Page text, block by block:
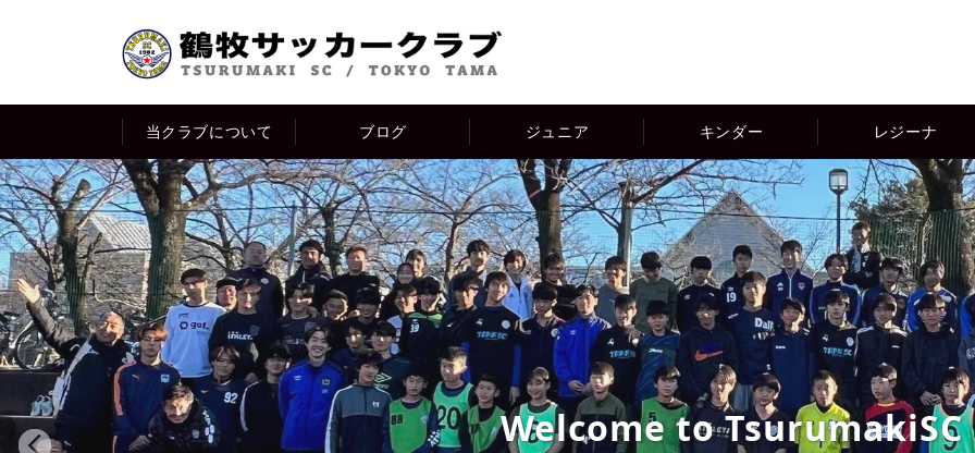
当クラブについて ブログ ジュニア キンダー レジーナ
Welcome to TsurumakiSC